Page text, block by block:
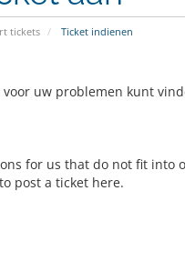
tickets Ticket indienen
uw problemen kunt
for us that do not fit into
post a ticket here.